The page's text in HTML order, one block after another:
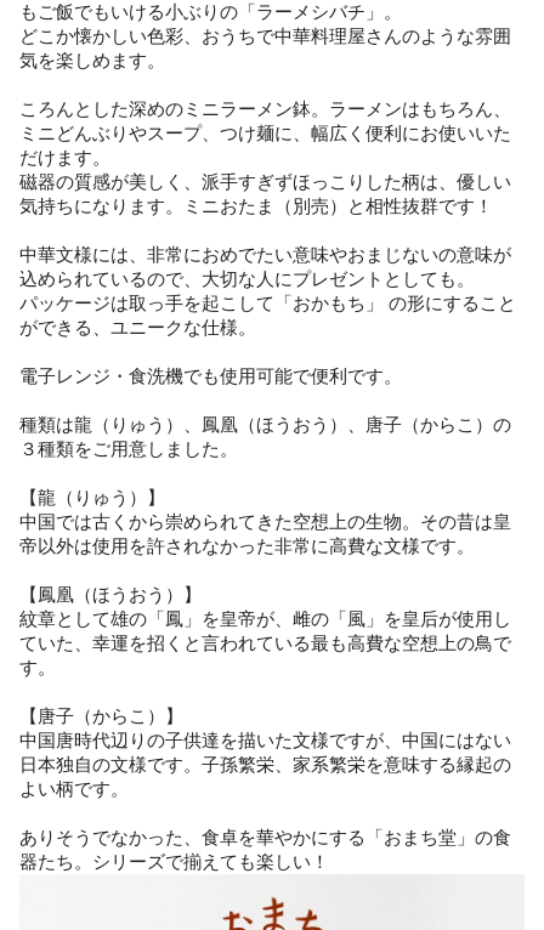
もご飯でもいける小ぶりの「ラーメシバチ」。
どこか懐かしい色彩、おうちで中華料理屋さんのような雰囲
気を楽しめます。
ころんとした深めのミニラーメン鉢。ラーメンはもちろん、
ミニどんぶりやスープ、つけ麺に、幅広く便利にお使いいた
だけます。
磁器の質感が美しく、派手すぎずほっこりした柄は、優しい
気持ちになります。ミニおたま（別売）と相性抜群です！
中華文様には、非常におめでたい意味やおまじないの意味が
込められているので、大切な人にプレゼントとしても。
パッケージは取っ手を起こして「おかもち」 の形にすること
ができる、ユニークな仕様。
電子レンジ・食洗機でも使用可能で便利です。
種類は龍（りゅう）、鳳凰（ほうおう）、唐子（からこ）の
３種類をご用意しました。
【龍（りゅう）】
中国では古くから崇められてきた空想上の生物。その昔は皇
帝以外は使用を許されなかった非常に高費な文様です。
【鳳凰（ほうおう）】
紋章として雄の「鳳」を皇帝が、雌の「風」を皇后が使用し
ていた、幸運を招くと言われている最も高費な空想上の鳥で
す。
【唐子（からこ）】
中国唐時代辺りの子供達を描いた文様ですが、中国にはない
日本独自の文様です。子孫繁栄、家系繁栄を意味する縁起の
よい柄です。
ありそうでなかった、食卓を華やかにする「おまち堂」の食
器たち。シリーズで揃えても楽しい！